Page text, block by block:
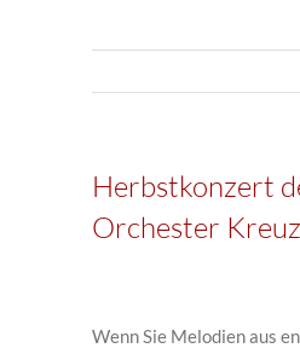
Herbstkonzert
Orchester
grösseres
Wenn Sie Melodien aus